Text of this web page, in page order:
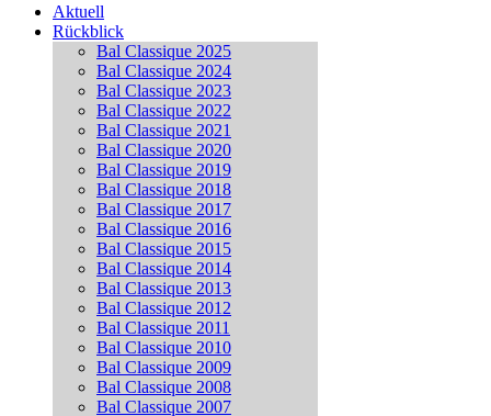
Aktuell
Rückblick
Bal Classique 2025
Bal Classique 2024
Bal Classique 2023
Bal Classique 2022
Bal Classique 2021
Bal Classique 2020
Bal Classique 2019
Bal Classique 2018
Bal Classique 2017
Bal Classique 2016
Bal Classique 2015
Bal Classique 2014
Bal Classique 2013
Bal Classique 2012
Bal Classique 2011
Bal Classique 2010
Bal Classique 2009
Bal Classique 2008
Bal Classique 2007